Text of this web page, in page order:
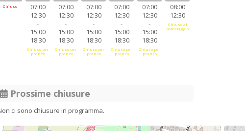
Chiuso
07:00
12:30
-
15:00
18:30
Chiuso per
pranzo
07:00
12:30
-
15:00
18:30
Chiuso per
pranzo
07:00
12:30
-
15:00
18:30
Chiuso per
pranzo
07:00
12:30
-
15:00
18:30
Chiuso per
pranzo
07:00
12:30
-
15:00
18:30
Chiuso per
pranzo
08:00
12:30
Chiuso al
pomeriggio
Prossime chiusure
ci sono chiusure in programma.